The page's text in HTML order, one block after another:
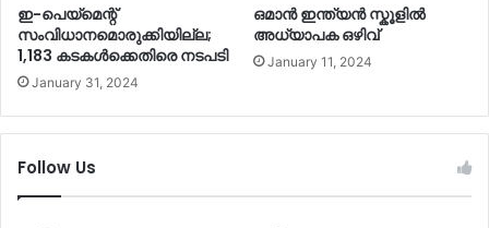
ഇ-പെയ്മെന്റ്
സംവിധാനമൊരുക്കിയില്ല;
1,183 കടകൾക്കെതിരെ നടപടി
January 31, 2024
ഒമാൻ ഇന്ത്യൻ സ്കൂളില്‍
അധ്യാപക ഒഴിവ്
January 11, 2024
Follow Us